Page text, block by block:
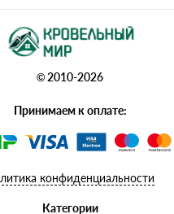
© 2010-2026
Принимаем к оплате:
конфиденциальности
Категории